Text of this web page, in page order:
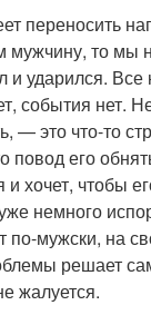
переносить
мужчину, то мы
и ударился. Все
события нет.
— это что-то
повод его
хочет, чтобы
немного
по-мужски, на
решает
жалуется.